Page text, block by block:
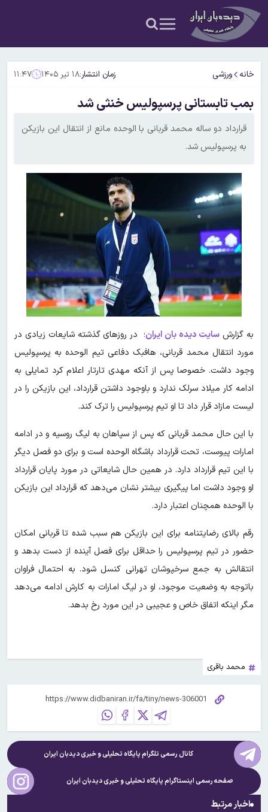
خانه ورزشی زمان انتشار:۱۸ تیر ۱۴۰۵ ۱۱:۴۷
بمب تابستانی پرسپولیس خنثی شد
قرارداد دو ساله محمد قربانی با الوحده مانع از انتقال این بازیکن
به پرسپولیس شد.
به گزارش سایت دیده بان ایران؛ در روزهای گذشته شایعات زیادی در
مورد انتقال محمد قربانی، هافبک دفاعی تیم الوحده به پرسپولیس
وجود داشت. خصوصا پس از آنکه مهدی تارتار اعلام کرد تمایلی به
ادامه کار میلاد سرلک ندارد و باوجود داشتن قرارداد، این بازیکن را در
لیست مازاد قرار داد تا او تیم پرسپولیس را ترک کند.
با این حال محمد قربانی که پس از سپاهان به لیگ روسیه و در ادامه
امارات پیوست، تحت قرارداد باشگاه الوحده است و برای دو فصل دیگر
با این تیم قرارداد دارد. در همین حال شایعاتی در مورد پایان قرارداد
او وجود داشت اما پیگیری بیشتر نشان می‌دهد که قرارداد این بازیکن
با الوحده همچنان اعتبار دارد.
رقم بالای رضایتنامه برای این بازیکن هم سبب شده تا قربانی امکان
حضور در تیم پرسپولیس را حداقل برای فصل آینده از دست بدهد و
انتقالش به جمع سرخپوشان تهرانی کنسل شود. به احتمال فراوان
باتوجه به وضعیت موجود، او در لیگ امارات به کارش ادامه می‌دهد
مگر اینکه اتفاق خاص و عجیبی در این مورد رخ بدهد.
محمد باقری
کانال رسمی تلگرام پایگاه تحلیلی و خبریدیدبان ایران
صفحه رسمی اینستاگرام پایگاه تحلیلی و خبریدیدبان ایران
اخبار مرتبط